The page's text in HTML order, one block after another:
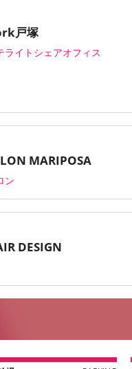
戸塚
ライトシェアオフィス
MARIPOSA
ン
DESIGN